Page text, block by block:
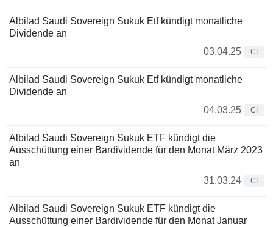
Albilad Saudi Sovereign Sukuk Etf kündigt monatliche
Dividende an
03.04.25
CI
Albilad Saudi Sovereign Sukuk Etf kündigt monatliche
Dividende an
04.03.25
CI
Albilad Saudi Sovereign Sukuk ETF kündigt die
Ausschüttung einer Bardividende für den Monat März 2023
an
31.03.24
CI
Albilad Saudi Sovereign Sukuk ETF kündigt die
Ausschüttung einer Bardividende für den Monat Januar